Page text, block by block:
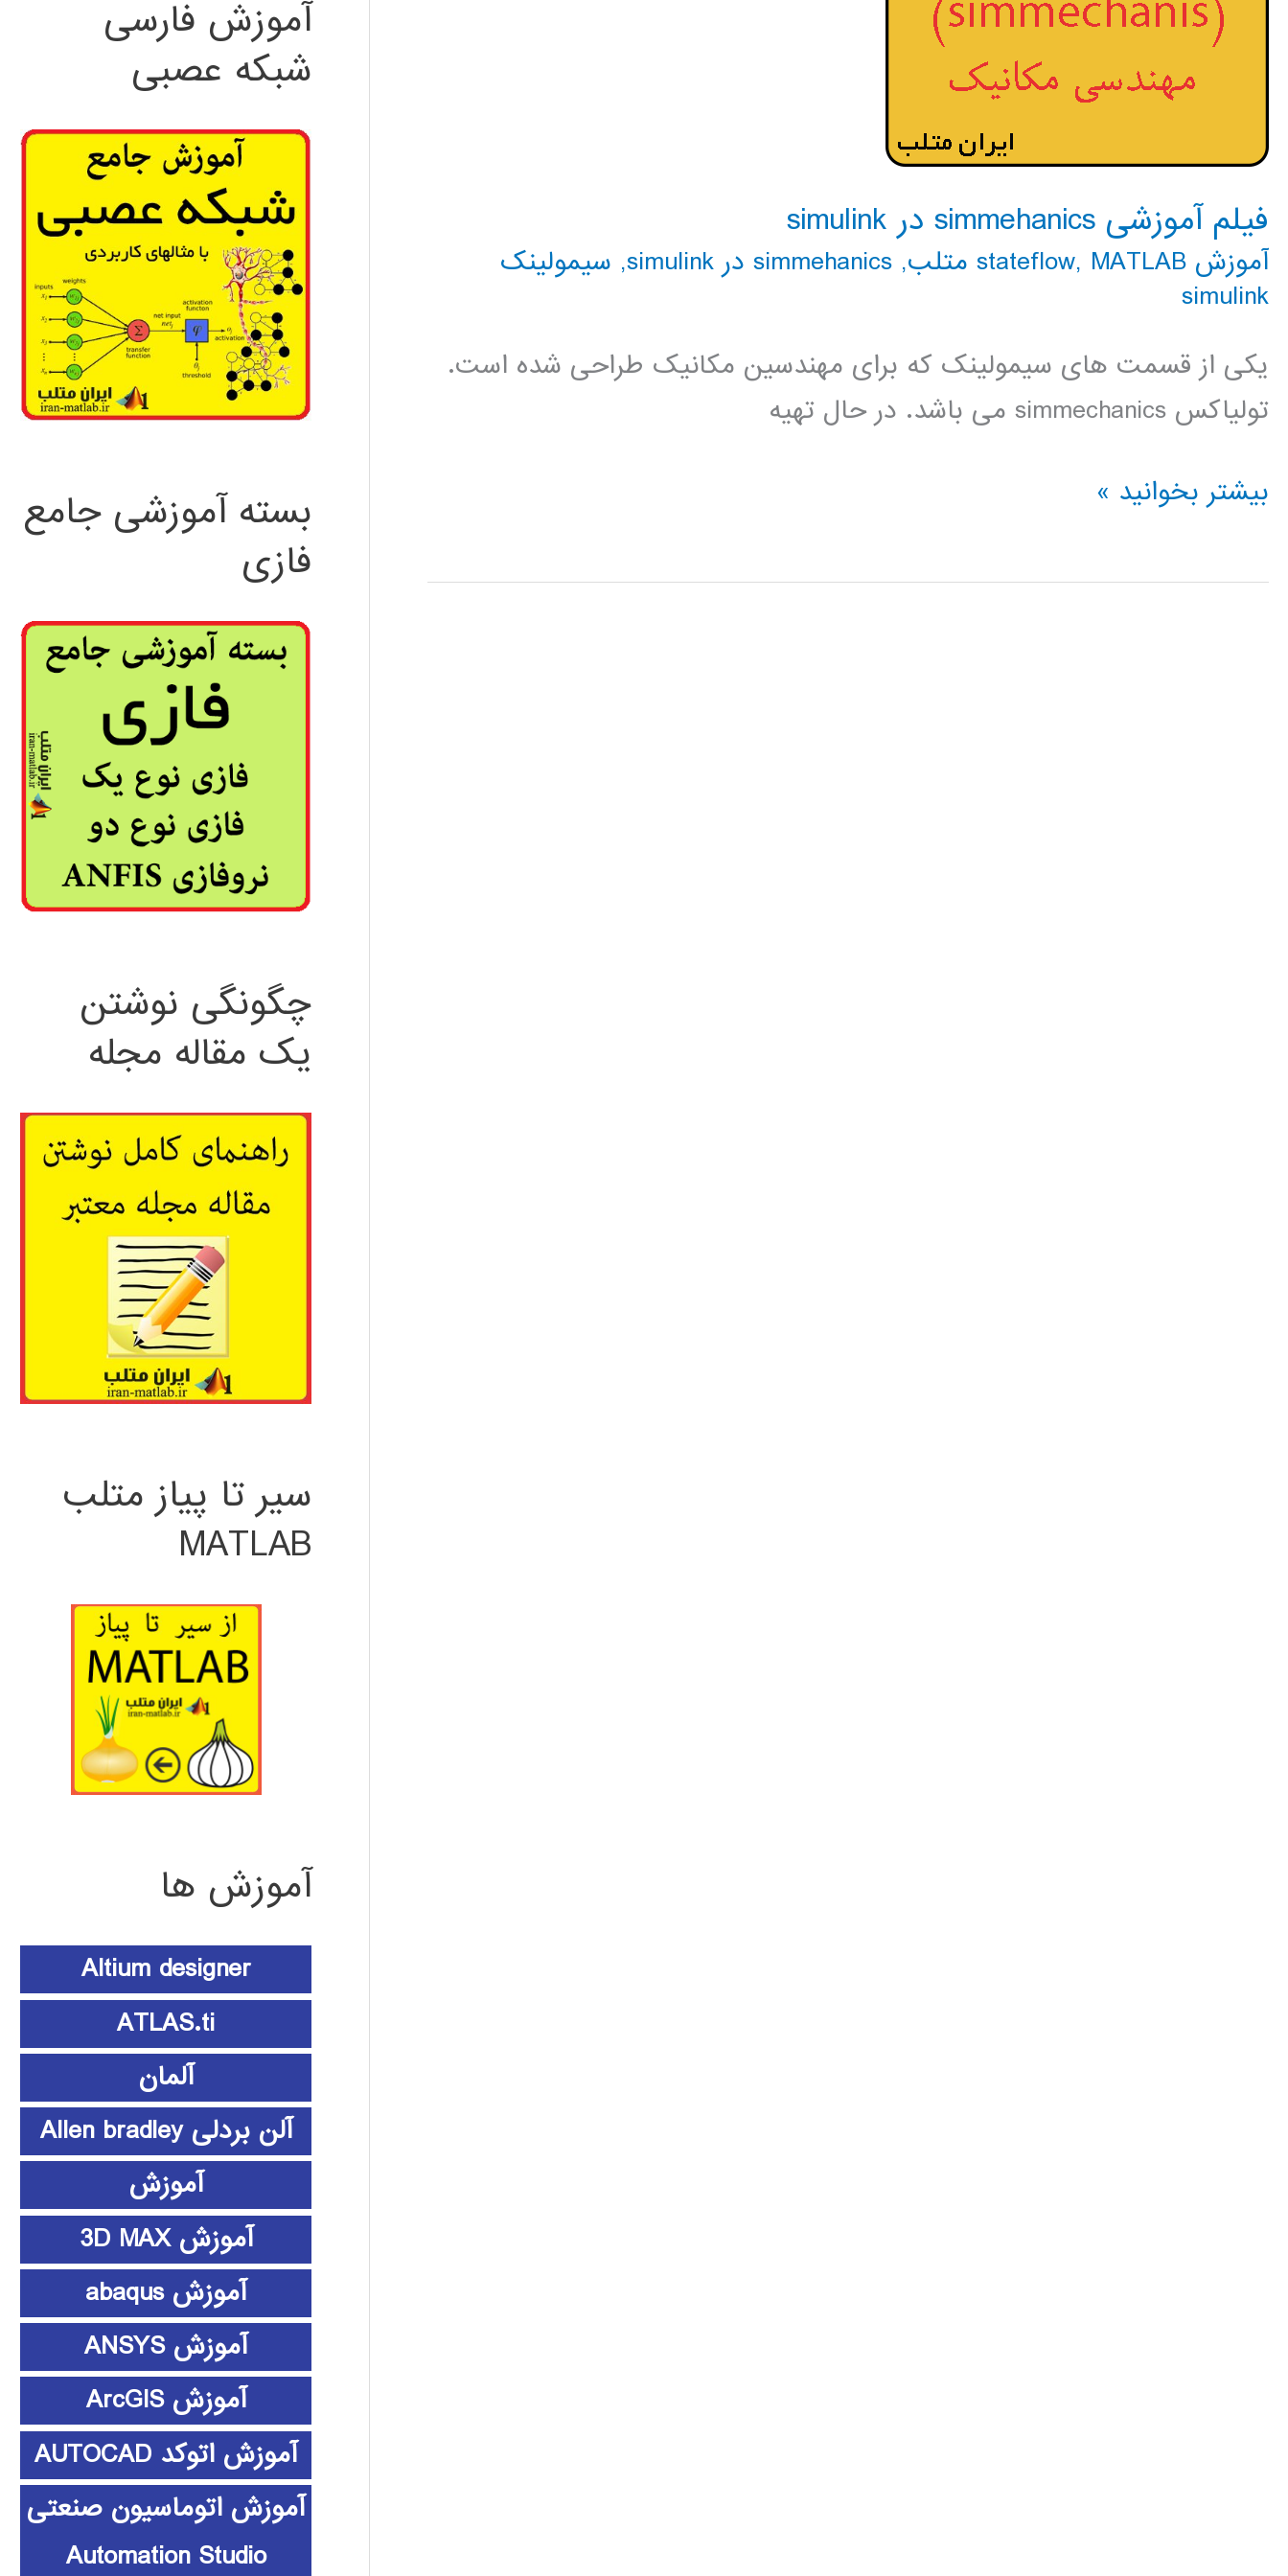
فیلم آموزشی simmehanics در simulink
آموزش stateflow , MATLAB متلب , simmehanics در simulink , سیمولینک
simulink
یکی از قسمت های سیمولینک که برای مهندسین مکانیک طراحی شده است.
تولیاکس simmechanics می باشد. در حال تهیه
فیلم
simmehanics
بیشتر بخوانید »
آموزش فارسی
شبکه عصبی
بسته آموزشی جامع
فازی
چگونگی نوشتن
یک مقاله مجله
سیر تا پیاز متلب
MATLAB
آموزش ها
Altium designer
ATLAS.ti
آلمان
آلن بردلی Allen bradley
آموزش
آموزش 3D MAX
آموزش abaqus
آموزش ANSYS
آموزش ArcGIS
آموزش اتوکد AUTOCAD
آموزش اتوماسیون صنعتی
Automation Studio